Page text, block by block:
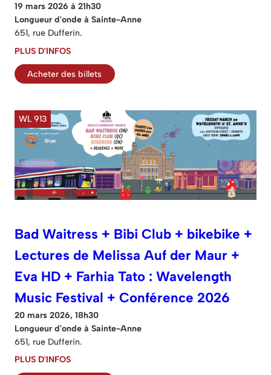
19 mars 2026 à 21h30
Longueur d'onde à Sainte-Anne
651, rue Dufferin.
PLUS D'INFOS
Acheter des billets
WL 913
Bad Waitress + Bibi Club + bikebike +
Lectures de Melissa Auf der Maur +
Eva HD + Farhia Tato : Wavelength
Music Festival + Conférence 2026
20 mars 2026, 18h30
Longueur d'onde à Sainte-Anne
651, rue Dufferin.
PLUS D'INFOS